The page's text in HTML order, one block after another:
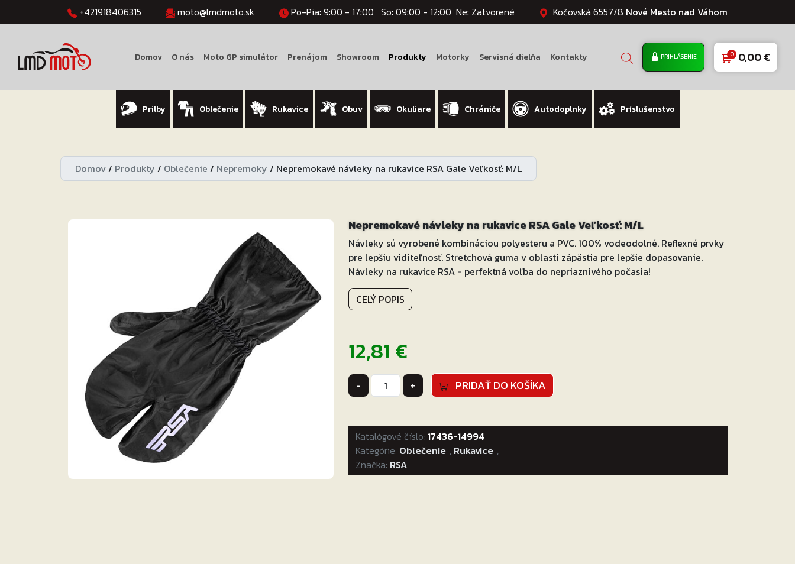
+421918406315 moto@lmdmoto.sk Po-Pia: 9:00 - 17:00 So: 09:00 - 12:00 Ne: Zatvorené Kočovská 6557/8 Nové Mesto nad Váhom
Domov O nás Moto GP simulátor Prenájom Showroom Produkty Motorky Servisná dielňa Kontakty PRIHLÁSENIE 0,00€
Prilby Oblečenie Rukavice Obuv Okuliare Chrániče Autodoplnky Príslušenstvo
Domov/ Produkty / Oblečenie / Nepremoky / Nepremokavé návleky na rukavice RSA Gale Veľkosť: M/L
Nepremokavé návleky na rukavice RSA Gale Veľkosť: M/L
Návleky sú vyrobené kombináciou polyesteru a PVC. 100% vodeodolné. Reflexné prvky
pre lepšiu viditeľnosť. Stretchová guma v oblasti zápästia pre lepšie dopasovanie.
Návleky na rukavice RSA = perfektná voľba do nepriaznivého počasia!
CELÝ POPIS
12,81 €
-
množstvo
Nepremokavé
na
rukavice
RSA
Gale
Veľkosť:
+ PRIDAŤ DO KOŠÍKA
Katalógové číslo: 17436-14994
Kategórie: Oblečenie , Rukavice ,
Značka: RSA